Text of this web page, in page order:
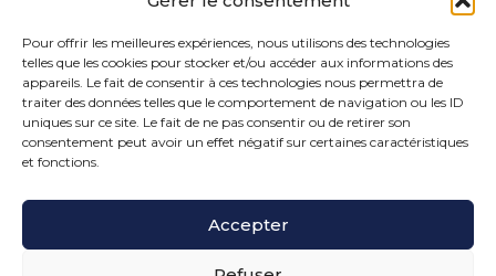
Pour offrir les meilleures expériences, nous utilisons des technologies
telles que les cookies pour stocker et/ou accéder aux informations des
appareils. Le fait de consentir à ces technologies nous permettra de
traiter des données telles que le comportement de navigation ou les ID
uniques sur ce site. Le fait de ne pas consentir ou de retirer son
consentement peut avoir un effet négatif sur certaines caractéristiques
et fonctions.
Accepter
Aucun commentaire à afficher.
15 rue de la Bonne Rencontre – 77860 Quincy
Voisins